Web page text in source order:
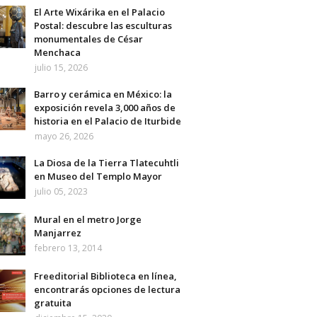
El Arte Wixárika en el Palacio
Postal: descubre las esculturas
monumentales de César
Menchaca
julio 15, 2026
Barro y cerámica en México: la
exposición revela 3,000 años de
historia en el Palacio de Iturbide
mayo 26, 2026
La Diosa de la Tierra Tlatecuhtli
en Museo del Templo Mayor
julio 05, 2023
Mural en el metro Jorge
Manjarrez
febrero 13, 2014
Freeditorial Biblioteca en línea,
encontrarás opciones de lectura
gratuita